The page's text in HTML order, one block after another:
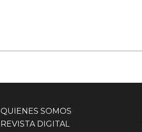
QUIENES SOMOS
REVISTA DIGITAL